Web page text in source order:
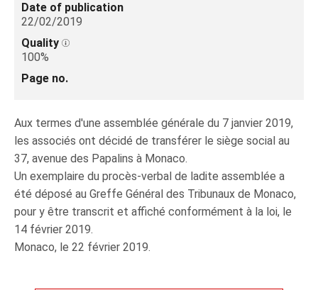
Date of publication
22/02/2019
Quality
100%
Page no.
Aux termes d'une assemblée générale du 7 janvier 2019,
les associés ont décidé de transférer le siège social au
37, avenue des Papalins à Monaco.
Un exemplaire du procès-verbal de ladite assemblée a
été déposé au Greffe Général des Tribunaux de Monaco,
pour y être transcrit et affiché conformément à la loi, le
14 février 2019.
Monaco, le 22 février 2019.